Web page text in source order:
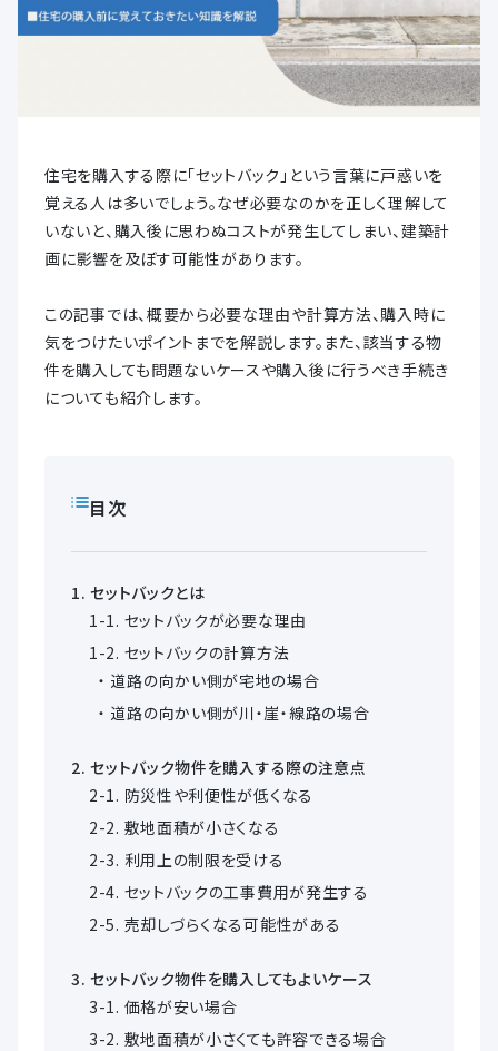
住宅を購入する際に「セットバック」という言葉に戸惑いを
覚える人は多いでしょう。なぜ必要なのかを正しく理解して
いないと、購入後に思わぬコストが発生してしまい、建築計
画に影響を及ぼす可能性があります。
この記事では、概要から必要な理由や計算方法、購入時に
気をつけたいポイントまでを解説します。また、該当する物
件を購入しても問題ないケースや購入後に行うべき手続き
についても紹介します。
目次
セットバックとは
セットバックが必要な理由
セットバックの計算方法
道路の向かい側が宅地の場合
道路の向かい側が川・崖・線路の場合
セットバック物件を購入する際の注意点
防災性や利便性が低くなる
敷地面積が小さくなる
利用上の制限を受ける
セットバックの工事費用が発生する
売却しづらくなる可能性がある
セットバック物件を購入してもよいケース
価格が安い場合
敷地面積が小さくても許容できる場合